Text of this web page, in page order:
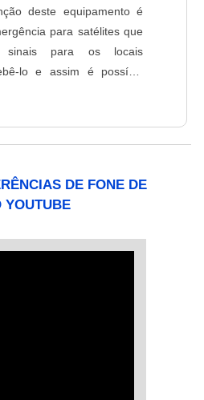
deste equipamento é
para satélites que
sinais para os locais
lo e assim é possível
ELT para aviões é
mesmo atinge o solo e sua
alguns metros de
DE FONE DE
YOUTUBE